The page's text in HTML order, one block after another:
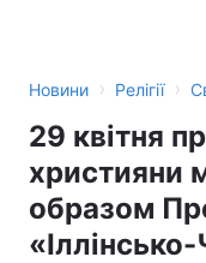
Новини › Релігії ›
29 квітня
християни
образом
«Іллінсько-